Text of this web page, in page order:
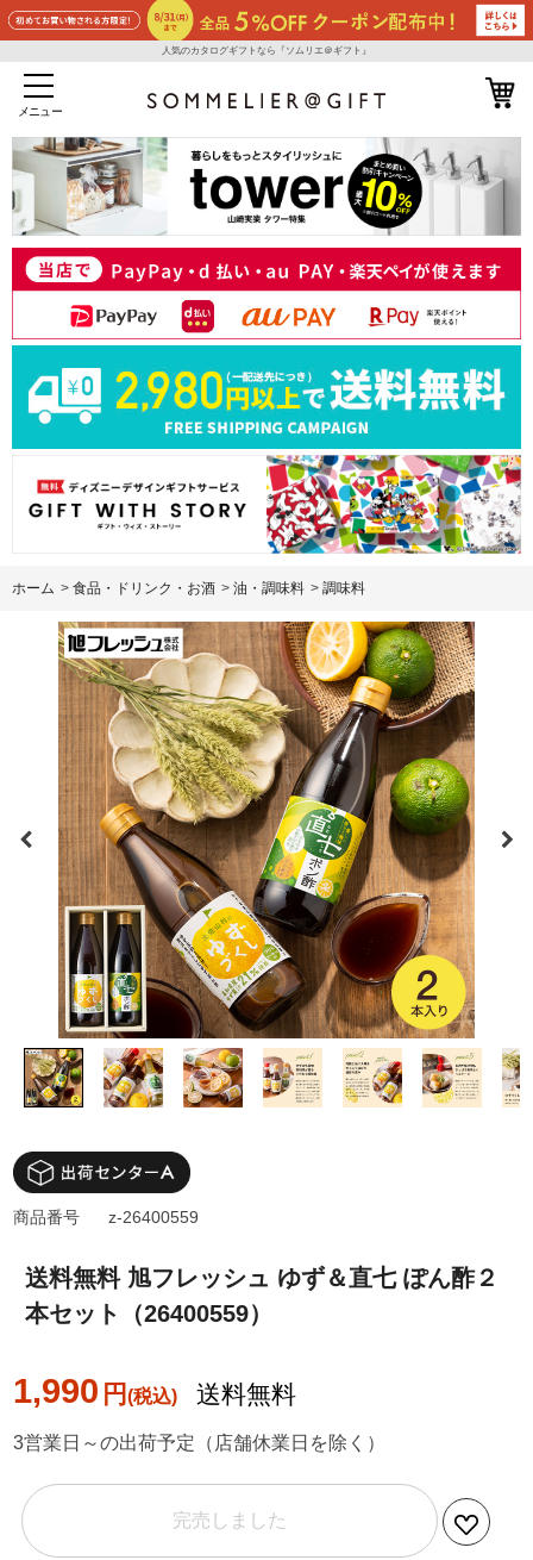
人気のカタログギフトなら『ソムリエ＠ギフト』
メニュー
ホーム > 食品・ドリンク・お酒 > 油・調味料 > 調味料
送料無料 旭フレッシュ ゆず＆直七 ぽん酢２
本セット（26400559）
1,990 円 送料無料
商品番号 z-26400559
3営業日～の出荷予定（店舗休業日を除く）
完売しました